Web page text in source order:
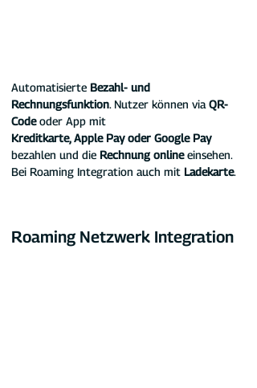
Automatisierte Bezahl- und
Rechnungsfunktion. Nutzer können via QR-
Code oder App mit
Kreditkarte, Apple Pay oder Google Pay
bezahlen und die Rechnung online einsehen.
Bei Roaming Integration auch mit Ladekarte.
Roaming Netzwerk Integration